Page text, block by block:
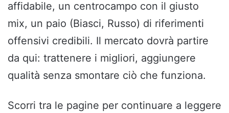
affidabile, un centrocampo con il giusto
mix, un paio (Biasci, Russo) di riferimenti
offensivi credibili. Il mercato dovrà partire
da qui: trattenere i migliori, aggiungere
qualità senza smontare ciò che funziona.
Scorri tra le pagine per continuare a leggere